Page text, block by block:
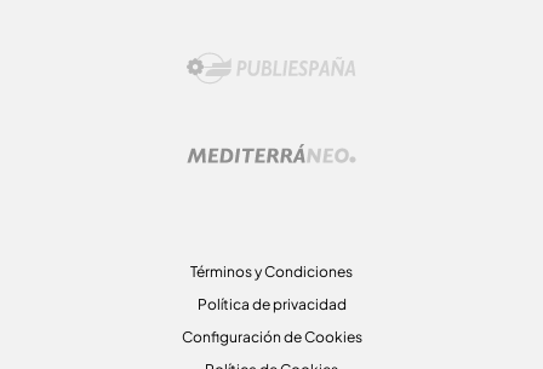
Términos y Condiciones
Política de privacidad
Configuración de Cookies